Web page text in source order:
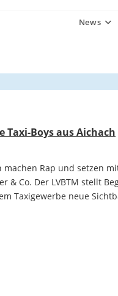
News
Taxi-Boys aus Aichach
Rap und setzen
& Co. Der LVBTM stellt
Taxigewerbe neue